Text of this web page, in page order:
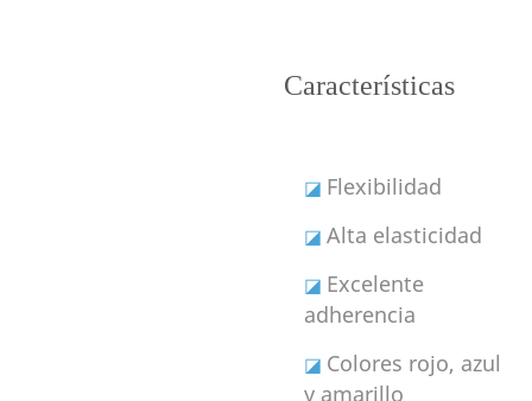
Características
◪ Flexibilidad
◪ Alta elasticidad
◪ Excelente
adherencia
◪ Colores rojo, azul
y amarillo